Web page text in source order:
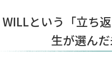
WILLという「立ち
生が選ん